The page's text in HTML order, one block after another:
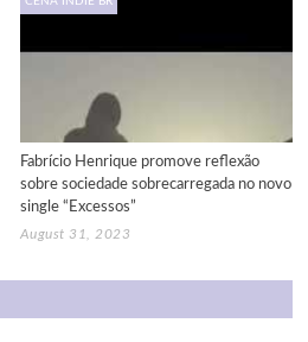
Fabrício Henrique promove reflexão
sobre sociedade sobrecarregada no novo
single “Excessos”
August 31, 2023